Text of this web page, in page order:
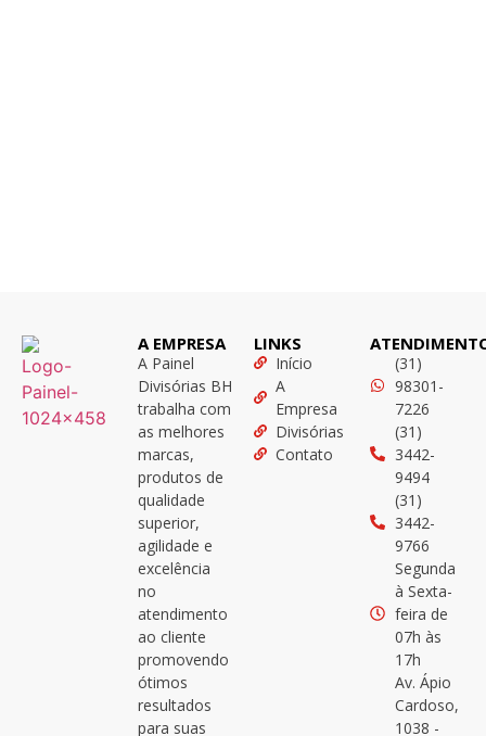
A EMPRESA
A Painel
Divisórias BH
trabalha com
as melhores
marcas,
produtos de
qualidade
superior,
agilidade e
excelência
no
atendimento
ao cliente
promovendo
ótimos
resultados
para suas
LINKS
Início
A
Empresa
Divisórias
Contato
(31)
98301-
7226
(31)
3442-
9494
(31)
3442-
9766
Segunda
à Sexta-
feira de
07h às
17h
Av. Ápio
Cardoso,
1038 -